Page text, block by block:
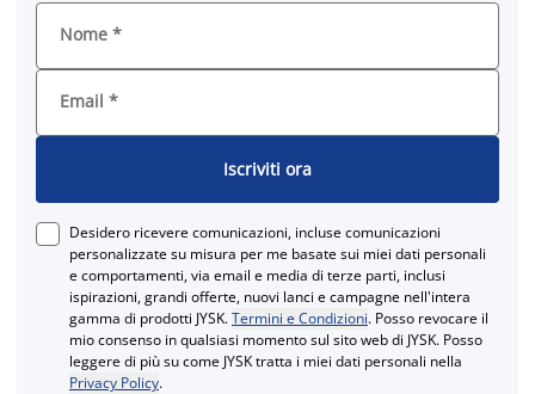
Nome *
Email *
Iscriviti ora
Desidero ricevere comunicazioni, incluse comunicazioni
personalizzate su misura per me basate sui miei dati personali
e comportamenti, via email e media di terze parti, inclusi
ispirazioni, grandi offerte, nuovi lanci e campagne nell'intera
gamma di prodotti JYSK.Termini e Condizioni. Posso revocare il
mio consenso in qualsiasi momento sul sito web di JYSK. Posso
leggere di più su come JYSK tratta i miei dati personali nella
Privacy Policy.